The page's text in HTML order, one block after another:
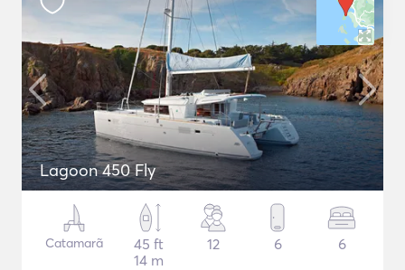
Lagoon 450 Fly
Catamarã
45 ft
14 m
12 6 6